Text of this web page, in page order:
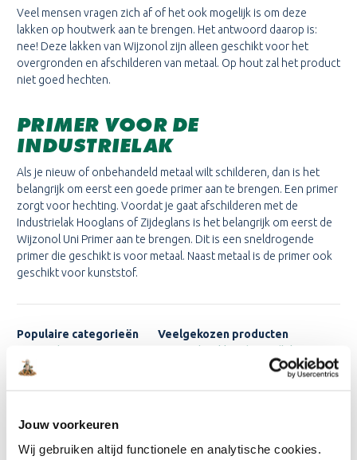
Jouw voorkeuren
Wij gebruiken altijd functionele en analytische cookies.
Veel mensen vragen zich af of het ook mogelijk is om deze
lakken op houtwerk aan te brengen. Het antwoord daarop is:
nee! Deze lakken van Wijzonol zijn alleen geschikt voor het
overgronden en afschilderen van metaal. Op hout zal het product
niet goed hechten.
PRIMER VOOR DE
INDUSTRIELAK
Als je nieuw of onbehandeld metaal wilt schilderen, dan is het
belangrijk om eerst een goede primer aan te brengen. Een primer
zorgt voor hechting. Voordat je gaat afschilderen met de
Industrielak Hooglans of Zijdeglans is het belangrijk om eerst de
Wijzonol Uni Primer aan te brengen. Dit is een sneldrogende
primer die geschikt is voor metaal. Naast metaal is de primer ook
geschikt voor kunststof.
Populaire categorieën
Veelgekozen producten
Wijzonol Industrielak
Wijzonol Dekkend Tuinbeits
Wijzonol Interieurlak
Wijzonol LBH
Muurverf